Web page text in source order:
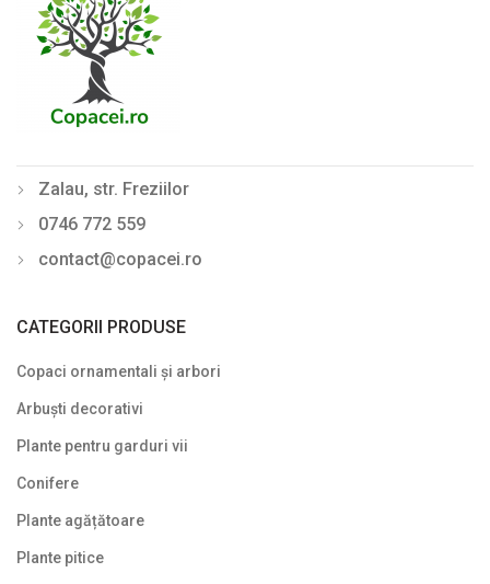
Plante cu flori
Plante cu frunze albastre/ argintii
Plante cu frunze galbene/ portocalii
Plante cu frunze roșii
Plante cu frunze verzi
Plante pe picior / pe tijă
Plante pentru stâncării
Plante pitice
Plante pletoase, pendulare
Plante târâtoare
Zalau, str. Freziilor
0746 772 559
contact@copacei.ro
CATEGORII PRODUSE
Copaci ornamentali și arbori
Arbuști decorativi
Plante pentru garduri vii
Conifere
Plante agățătoare
Plante pitice